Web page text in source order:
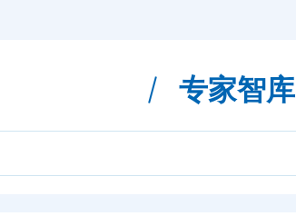
专家智库